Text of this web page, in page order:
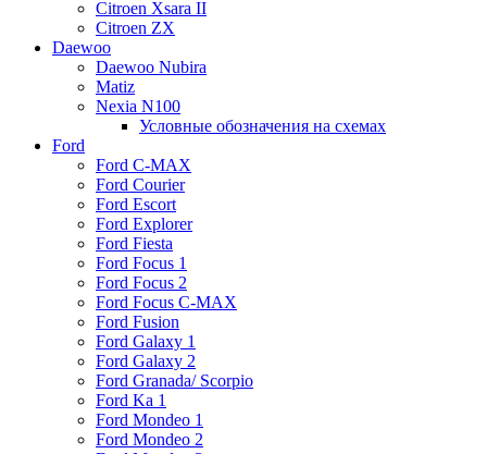
Citroen Xsara II
Citroen ZX
Daewoo
Daewoo Nubira
Matiz
Nexia N100
Условные обозначения на схемах
Ford
Ford C-MAX
Ford Courier
Ford Escort
Ford Explorer
Ford Fiesta
Ford Focus 1
Ford Focus 2
Ford Focus C-MAX
Ford Fusion
Ford Galaxy 1
Ford Galaxy 2
Ford Granada/ Scorpio
Ford Ka 1
Ford Mondeo 1
Ford Mondeo 2